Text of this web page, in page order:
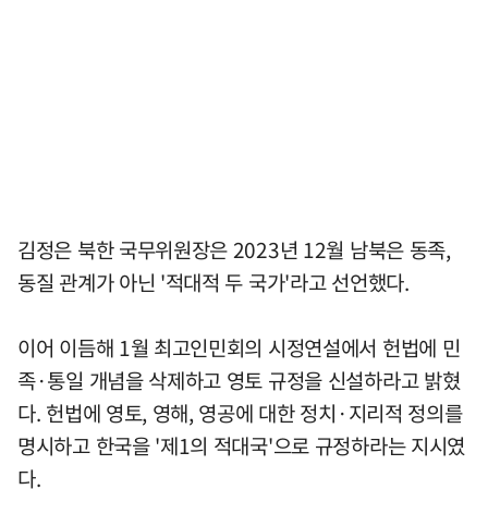
김정은 북한 국무위원장은 2023년 12월 남북은 동족,
동질 관계가 아닌 '적대적 두 국가'라고 선언했다.
이어 이듬해 1월 최고인민회의 시정연설에서 헌법에 민
족·통일 개념을 삭제하고 영토 규정을 신설하라고 밝혔
다. 헌법에 영토, 영해, 영공에 대한 정치·지리적 정의를
명시하고 한국을 '제1의 적대국'으로 규정하라는 지시였
다.